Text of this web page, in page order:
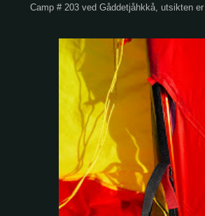
Camp # 203 ved Gåddetjåhkkå, utsikten